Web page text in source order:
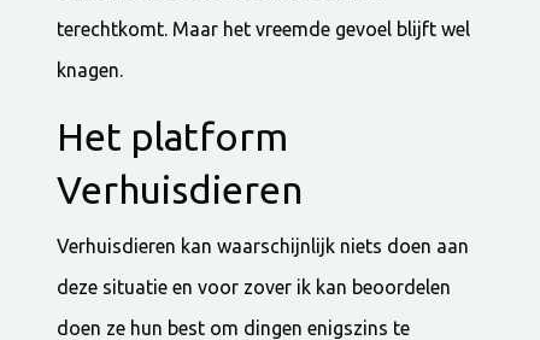
terechtkomt. Maar het vreemde gevoel blijft wel
knagen.
Het platform
Verhuisdieren
Verhuisdieren kan waarschijnlijk niets doen aan
deze situatie en voor zover ik kan beoordelen
doen ze hun best om dingen enigszins te